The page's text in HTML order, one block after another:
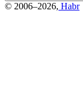
© 2006–2026, Habr